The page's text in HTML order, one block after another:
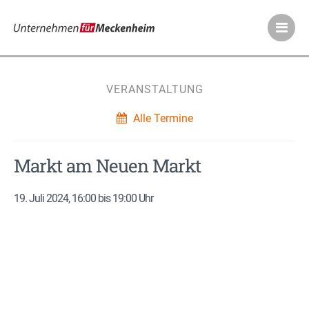
Meckenheimer
VERANSTALTUNG
Alle Termine
Markt am Neuen Markt
19. Juli 2024, 16:00 bis 19:00 Uhr